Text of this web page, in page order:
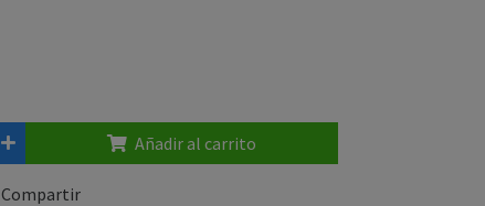
Añadir al carrito
Compartir